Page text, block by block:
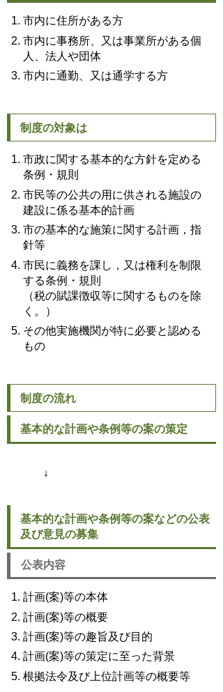
市内に住所がある方
市内に事務所、又は事業所がある個
人、法人や団体
市内に通勤、又は通学する方
制度の対象は
市政に関する基本的な方針を定める
条例・規則
市民等の公共の用に供される施設の
建設に係る基本的計画
市の基本的な施策に関する計画，指
針等
市民に義務を課し，又は権利を制限
する条例・規則
（税の賦課徴収等に関するものを除
く。）
その他実施機関が特に必要と認める
もの
制度の流れ
基本的な計画や条例等の案の策定
↓
基本的な計画や条例等の案などの公表
及び意見の募集
公表内容
計画(案)等の本体
計画(案)等の概要
計画(案)等の趣旨及び目的
計画(案)等の策定に至った背景
根拠法令及び上位計画等の概要等